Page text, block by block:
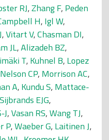
RJ,Zhang F, Peden
H, Igl W,
,Vitart V,Chasman DI,
JL,Alizadeh BZ,
T, Kuhnel B, Lopez
Nelson CP, Morrison AC,
A, Kundu S, Mattace-
Sijbrands EJG,
J,Vasan RS,Wang TJ,
P,Waeber G, Laitinen J,